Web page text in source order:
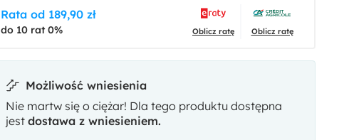
Rata od 189,90 zł
do 10 rat 0% Oblicz ratę Oblicz ratę
Możliwość wniesienia
Nie martw się o ciężar! Dla tego produktu dostępna
jest dostawa z wniesieniem.